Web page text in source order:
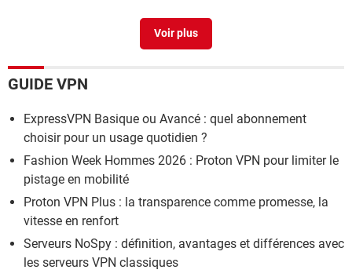
GUIDE VPN
ExpressVPN Basique ou Avancé : quel abonnement
choisir pour un usage quotidien ?
Fashion Week Hommes 2026 : Proton VPN pour limiter le
pistage en mobilité
Proton VPN Plus : la transparence comme promesse, la
vitesse en renfort
Serveurs NoSpy : définition, avantages et différences avec
les serveurs VPN classiques